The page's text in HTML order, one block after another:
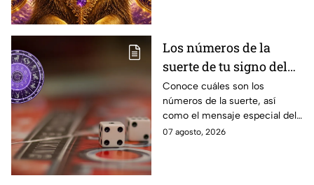
Los números de la
suerte de tu signo del
zodíaco hoy viernes 7
de agosto
Conoce cuáles son los
números de la suerte, así
como el mensaje especial del
universo para cada uno de los
07 agosto, 2026